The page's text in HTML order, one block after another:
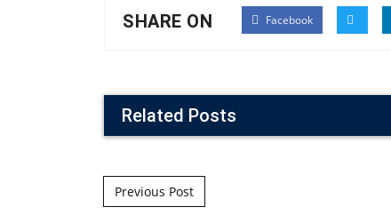
SHARE ON Facebook
Related Posts
Post navigation
Previous Post